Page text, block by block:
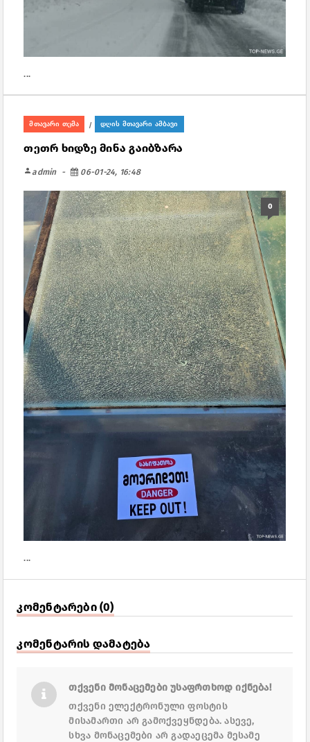
...
მთავარი თემა / დღის მთავარი ამბავი
თეთრ ხიდზე მინა გაიბზარა
person admin 06-01-24, 16:48
0
...
კომენტარები (0)
კომენტარის დამატება
თქვენი მონაცემები უსაფრთხოდ იქნება!
თქვენი ელექტრონული ფოსტის
მისამართი არ გამოქვეყნდება. ასევე,
სხვა მონაცემები არ გადაეცემა მესამე